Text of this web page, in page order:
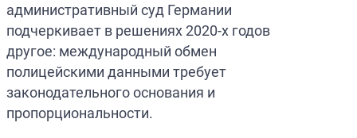
административный суд Германии
подчеркивает в решениях 2020-х годов
другое: международный обмен
полицейскими данными требует
законодательного основания и
пропорциональности.